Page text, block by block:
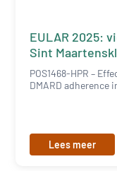
EULAR 2025:
Sint
POS1468-HPR –
DMARD
Lees meer